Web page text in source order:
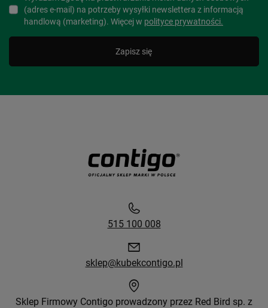
(adres e-mail) na potrzeby wysyłki newslettera z informacją
handlową (marketing). Więcej w polityce prywatności.
Zapisz się
515 100 008
sklep@kubekcontigo.pl
Sklep Firmowy Contigo prowadzony przez Red Bird sp. z